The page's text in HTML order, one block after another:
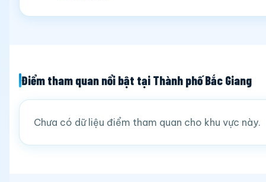
Điểm tham quan nổi bật tại Thành phố Bắc Giang
Chưa có dữ liệu điểm tham quan cho khu vực này.